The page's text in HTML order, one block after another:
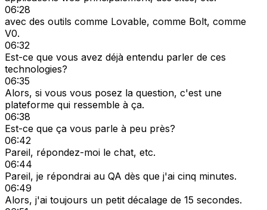
06:28
avec des outils comme Lovable, comme Bolt, comme
V0.
06:32
Est-ce que vous avez déjà entendu parler de ces
technologies?
06:35
Alors, si vous vous posez la question, c'est une
plateforme qui ressemble à ça.
06:38
Est-ce que ça vous parle à peu près?
06:42
Pareil, répondez-moi le chat, etc.
06:44
Pareil, je répondrai au QA dès que j'ai cinq minutes.
06:49
Alors, j'ai toujours un petit décalage de 15 secondes.